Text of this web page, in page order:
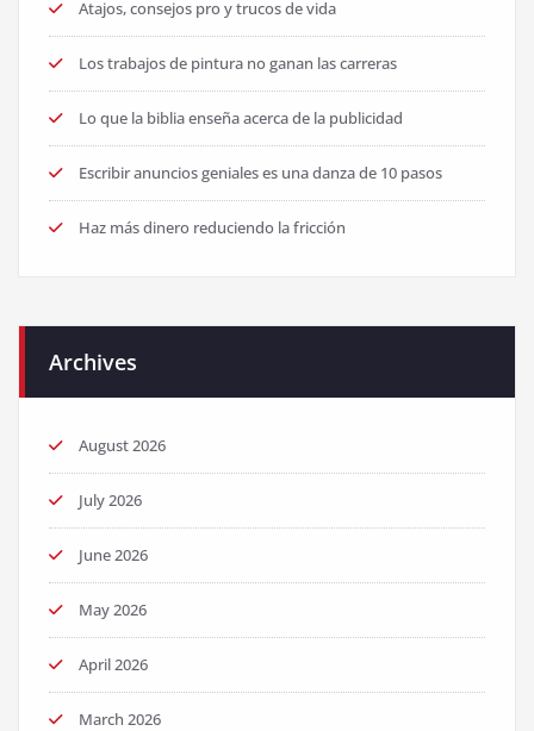
Atajos, consejos pro y trucos de vida
Los trabajos de pintura no ganan las carreras
Lo que la biblia enseña acerca de la publicidad
Escribir anuncios geniales es una danza de 10 pasos
Haz más dinero reduciendo la fricción
Archives
August 2026
July 2026
June 2026
May 2026
April 2026
March 2026